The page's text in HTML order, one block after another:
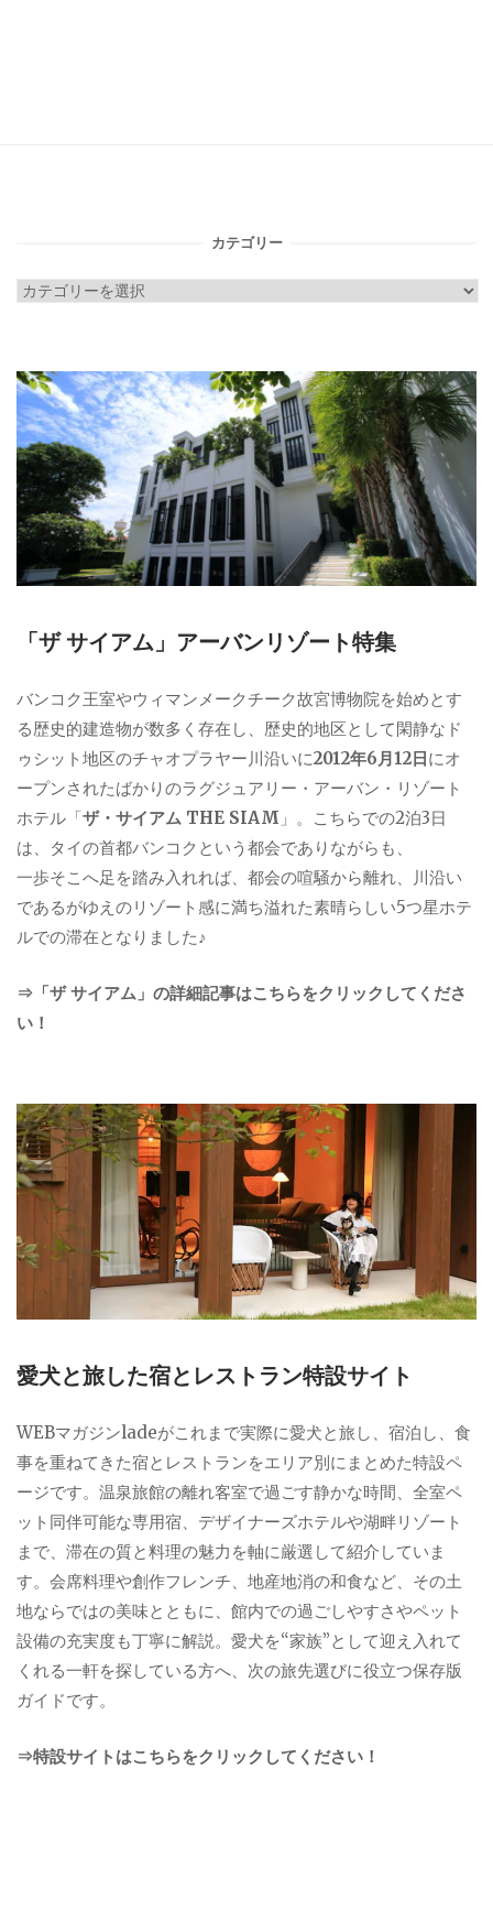
カテゴリー
カ
リ
ー
「ザ サイアム」アーバンリゾート特集
バンコク王室やウィマンメークチーク故宮博物院を始めとす
る歴史的建造物が数多く存在し、歴史的地区として閑静なド
ゥシット地区のチャオプラヤー川沿いに2012年6月12日にオ
ープンされたばかりのラグジュアリー・アーバン・リゾート
ホテル「ザ・サイアム THE SIAM 」。こちらでの2泊3日
は、タイの首都バンコクという都会でありながらも、
一歩そこへ足を踏み入れれば、都会の喧騒から離れ、川沿い
であるがゆえのリゾート感に満ち溢れた素晴らしい5つ星ホテ
ルでの滞在となりました♪
⇒「ザ サイアム」の詳細記事はこちらをクリックしてくださ
い！
愛犬と旅した宿とレストラン特設サイト
WEBマガジンladeがこれまで実際に愛犬と旅し、宿泊し、食
事を重ねてきた宿とレストランをエリア別にまとめた特設ペ
ージです。温泉旅館の離れ客室で過ごす静かな時間、全室ペ
ット同伴可能な専用宿、デザイナーズホテルや湖畔リゾート
まで、滞在の質と料理の魅力を軸に厳選して紹介していま
す。会席料理や創作フレンチ、地産地消の和食など、その土
地ならではの美味とともに、館内での過ごしやすさやペット
設備の充実度も丁寧に解説。愛犬を“家族”として迎え入れて
くれる一軒を探している方へ、次の旅先選びに役立つ保存版
ガイドです。
⇒特設サイトはこちらをクリックしてください！